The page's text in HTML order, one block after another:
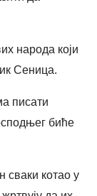
народа који
Сеница.
писати
биће
сваки котао у